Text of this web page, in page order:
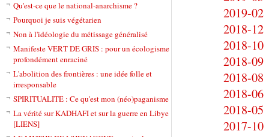
Qu'est-ce que le national-anarchisme ?
Pourquoi je suis végétarien
Non à l'idéologie du métissage généralisé
Manifeste VERT DE GRIS : pour un écologisme
profondément enraciné
L'abolition des frontières : une idée folle et
irresponsable
SPIRITUALITE : Ce qu'est mon (néo)paganisme
La vérité sur KADHAFI et sur la guerre en Libye
[LIENS]
2019-02
2018-12
2018-10
2018-09
2018-08
2018-06
2018-05
2017-10